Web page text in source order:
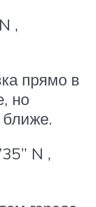
,
прямо в
но
ближе.
N ,